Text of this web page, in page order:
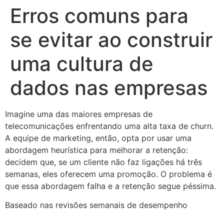
Erros comuns para
se evitar ao construir
uma cultura de
dados nas empresas
Imagine uma das maiores empresas de
telecomunicações enfrentando uma alta taxa de churn.
A equipe de marketing, então, opta por usar uma
abordagem heurística para melhorar a retenção:
decidem que, se um cliente não faz ligações há três
semanas, eles oferecem uma promoção. O problema é
que essa abordagem falha e a retenção segue péssima.
Baseado nas revisões semanais de desempenho